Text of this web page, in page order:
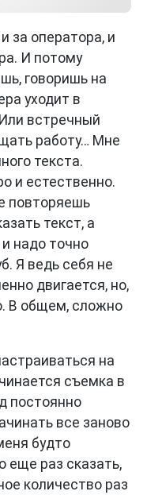
за оператора, и
И потому
говоришь на
уходит в
встречный
работу… Мне
текста.
и естественно.
повторяешь
текст, а
и надо точно
Я ведь себя не
двигается, но,
В общем, сложно
на
съемка в
постоянно
все заново
будто
еще раз сказать,
количество раз